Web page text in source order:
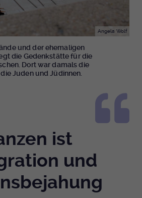
Angela Wolf
und der ehemaligen
die Gedenkstätte für die
Dort war damals die
Juden und Jüdinnen.
ist
und